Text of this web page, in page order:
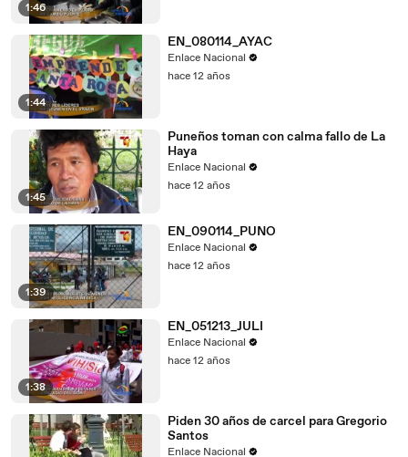
1:46
1:44
EN_080114_AYAC
Enlace Nacional
hace 12 años
1:45
Puneños toman con calma fallo de La
Haya
Enlace Nacional
hace 12 años
1:39
EN_090114_PUNO
Enlace Nacional
hace 12 años
1:38
EN_051213_JULI
Enlace Nacional
hace 12 años
Piden 30 años de carcel para Gregorio
Santos
Enlace Nacional